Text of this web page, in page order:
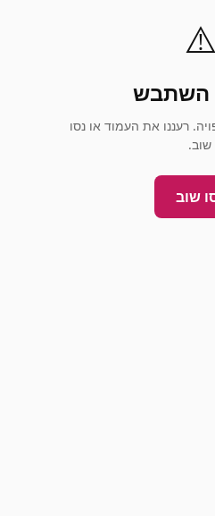
⚠️
השתבש
רעננו את העמוד או נסו
שוב.
שוב